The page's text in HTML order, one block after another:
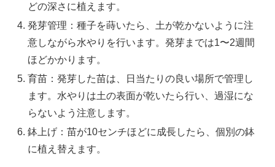
どの深さに植えます。
発芽管理：種子を蒔いたら、土が乾かないように注
意しながら水やりを行います。発芽までは1〜2週間
ほどかかります。
育苗：発芽した苗は、日当たりの良い場所で管理し
ます。水やりは土の表面が乾いたら行い、過湿にな
らないよう注意します。
鉢上げ：苗が10センチほどに成長したら、個別の鉢
に植え替えます。